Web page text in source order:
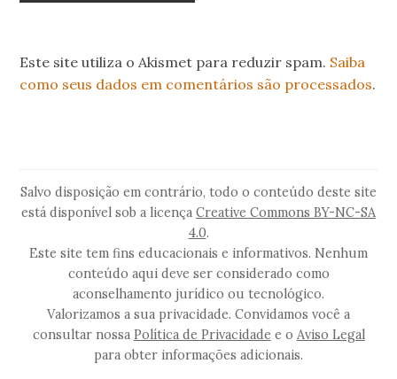
Este site utiliza o Akismet para reduzir spam. Saiba
como seus dados em comentários são processados.
Salvo disposição em contrário, todo o conteúdo deste site
está disponível sob a licença Creative Commons BY-NC-SA
4.0.
Este site tem fins educacionais e informativos. Nenhum
conteúdo aqui deve ser considerado como
aconselhamento jurídico ou tecnológico.
Valorizamos a sua privacidade. Convidamos você a
consultar nossa Política de Privacidade e o Aviso Legal
para obter informações adicionais.